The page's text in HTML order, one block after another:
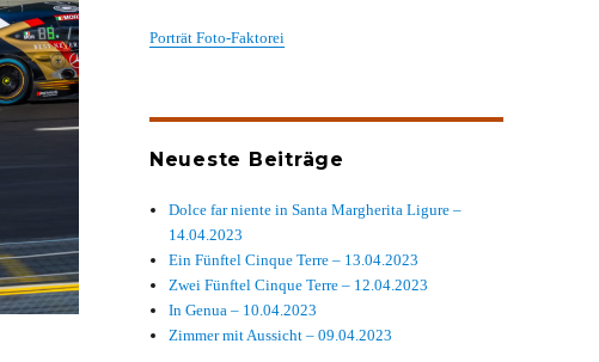
Porträt Foto-Faktorei
Neueste Beiträge
Dolce far niente in Santa Margherita Ligure –
14.04.2023
Ein Fünftel Cinque Terre – 13.04.2023
Zwei Fünftel Cinque Terre – 12.04.2023
In Genua – 10.04.2023
Zimmer mit Aussicht – 09.04.2023